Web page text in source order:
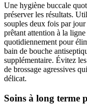
Une hygiène buccale
préserver les résultats.
souples deux fois par
prêtant attention à la
quotidiennement pour
bain de bouche
supplémentaire. Évitez
de brossage agressives
délicat.
Soins à long terme